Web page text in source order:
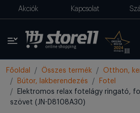
Akciók Kapcsolat
Főoldal Összes termék
Otthon,
Bútor, lakberendezés
Fotel
Elektromos relax fotelágy ringató,
szövet (JN-D8108A30)